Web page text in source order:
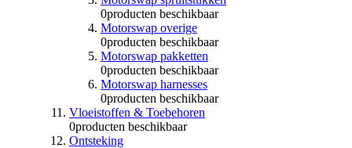
0producten beschikbaar
Motorswap overige
0producten beschikbaar
Motorswap pakketten
0producten beschikbaar
Motorswap harnesses
0producten beschikbaar
Vloeistoffen & Toebehoren
0producten beschikbaar
Ontsteking